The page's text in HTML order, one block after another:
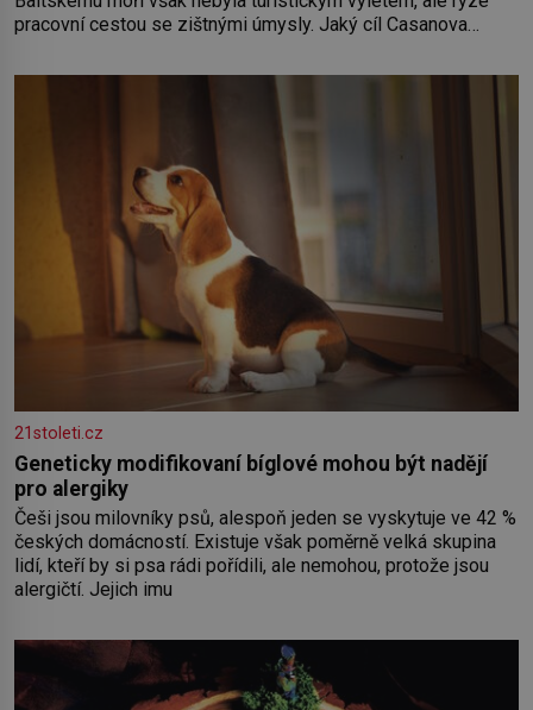
pracovní cestou se zištnými úmysly. Jaký cíl Casanova
Rigy? Casanova v Pobaltí kontaktoval tamní zednářské lóže.
Nebyl v této oblasti žádným nováčkem, protože do
21stoleti.cz
Geneticky modifikovaní bíglové mohou být nadějí
pro alergiky
Češi jsou milovníky psů, alespoň jeden se vyskytuje ve 42 %
českých domácností. Existuje však poměrně velká skupina
lidí, kteří by si psa rádi pořídili, ale nemohou, protože jsou
alergičtí. Jejich imu